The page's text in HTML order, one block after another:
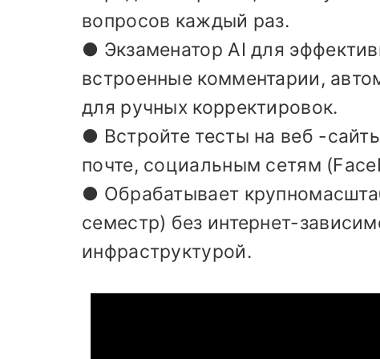
вопросов каждый раз.
● Экзаменатор AI для
встроенные комментарии,
для ручных корректировок.
● Встройте тесты на веб -
почте, социальным сетям
● Обрабатывает
семестр) без интернет-
инфраструктурой.